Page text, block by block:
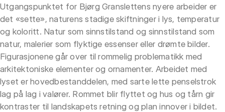
Utgangspunktet for Bjørg Granslettens nyere arbeider er
det «sette», naturens stadige skiftninger i lys, temperatur
og koloritt. Natur som sinnstilstand og sinnstilstand som
natur, malerier som flyktige essenser eller drømte bilder.
Figurasjonene går over til rommelig problematikk med
arkitektoniske elementer og ornamenter. Arbeidet med
lyset er hovedbestanddelen, med sarte lette penselstrok
lag på lag i valører. Rommet blir flyttet og hus og tårn gir
kontraster til landskapets retning og plan innover i bildet.